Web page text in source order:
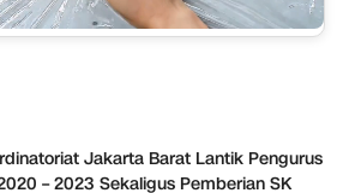
Jakarta Barat Lantik Pengurus
– 2023 Sekaligus Pemberian SK